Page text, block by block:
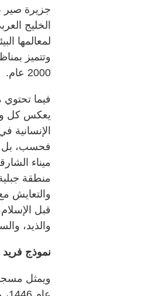
لمعالمها
وتتميز
2000 عام.
فيما تحتوي
يعكس كل
الإنسانية
فحسب، بل
ميناء
منطقة
والتعايش
قبل
والذيد،
نموذج فريد
ويمثل مسجد